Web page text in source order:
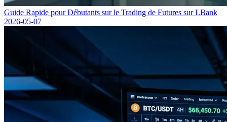
Guide Rapide pour Débutants sur le Trading de Futures sur LBank
2026-05-07